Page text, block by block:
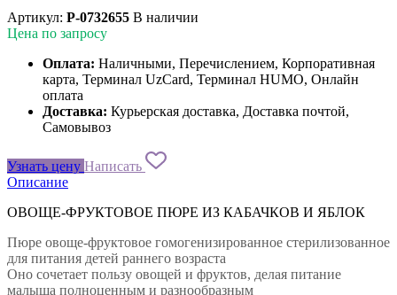
Артикул: P-0732655 В наличии
Цена по запросу
Оплата: Наличными, Перечислением, Корпоративная
карта, Терминал UzCard, Терминал HUMO, Онлайн
оплата
Доставка: Курьерская доставка, Доставка почтой,
Самовывоз
Узнать цену Написать
Описание
ОВОЩЕ-ФРУКТОВОЕ ПЮРЕ ИЗ КАБАЧКОВ И ЯБЛОК
Пюре овоще-фруктовое гомогенизированное стерилизованное
для питания детей раннего возраста
Оно сочетает пользу овощей и фруктов, делая питание
малыша полноценным и разнообразным